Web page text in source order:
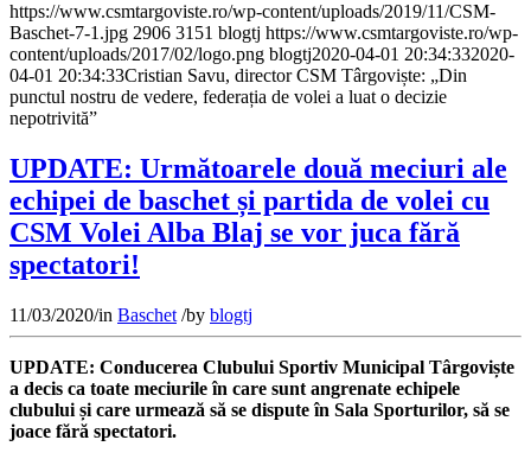
https://www.csmtargoviste.ro/wp-content/uploads/2019/11/CSM-
Baschet-7-1.jpg 2906 3151 blogtj https://www.csmtargoviste.ro/wp-
content/uploads/2017/02/logo.png blogtj2020-04-01 20:34:332020-
04-01 20:34:33Cristian Savu, director CSM Târgoviște: „Din
punctul nostru de vedere, federația de volei a luat o decizie
nepotrivită”
UPDATE: Următoarele două meciuri ale
echipei de baschet și partida de volei cu
CSM Volei Alba Blaj se vor juca fără
spectatori!
11/03/2020/in Baschet /by blogtj
UPDATE: Conducerea Clubului Sportiv Municipal Târgoviște
a decis ca toate meciurile în care sunt angrenate echipele
clubului și care urmează să se dispute în Sala Sporturilor, să se
joace fără spectatori.